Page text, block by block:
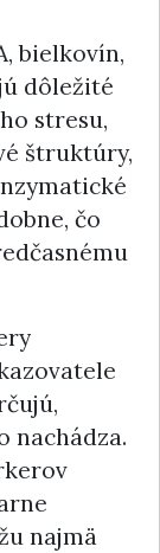
bielkovín,
dôležité
stresu,
štruktúry,
čo
nachádza.
najmä